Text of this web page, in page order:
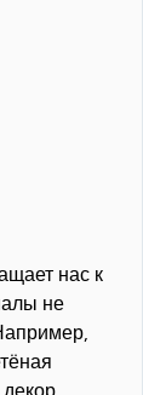
нас к
не